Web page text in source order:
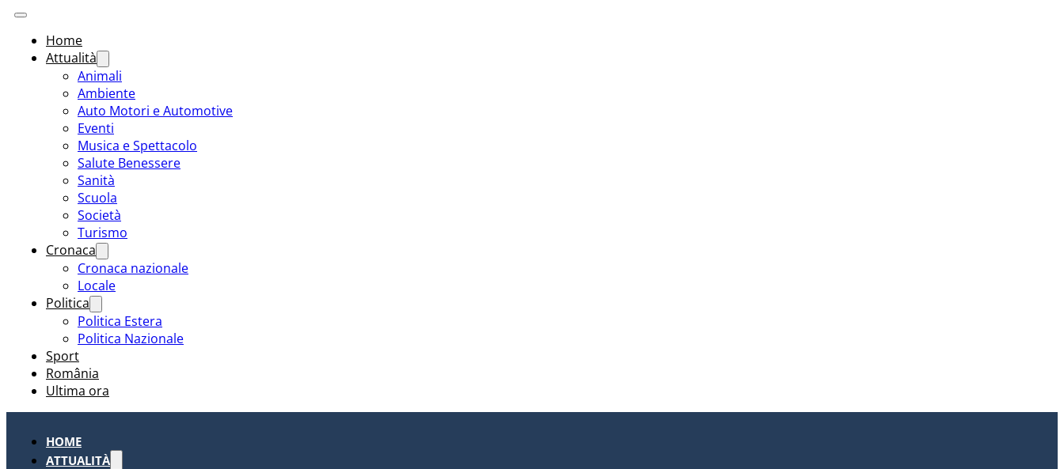
Home
Attualità
Animali
Ambiente
Auto Motori e Automotive
Eventi
Musica e Spettacolo
Salute Benessere
Sanità
Scuola
Società
Turismo
Cronaca
Cronaca nazionale
Locale
Politica
Politica Estera
Politica Nazionale
Sport
România
Ultima ora
HOME
ATTUALITÀ